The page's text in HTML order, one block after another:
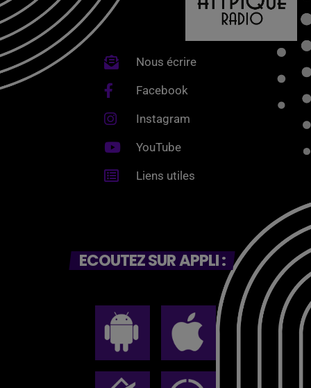
Nous écrire
Facebook
Instagram
YouTube
Liens utiles
ECOUTEZ SUR APPLI :